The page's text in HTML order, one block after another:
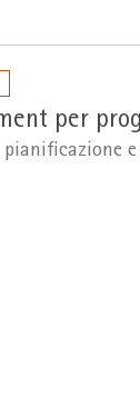
per